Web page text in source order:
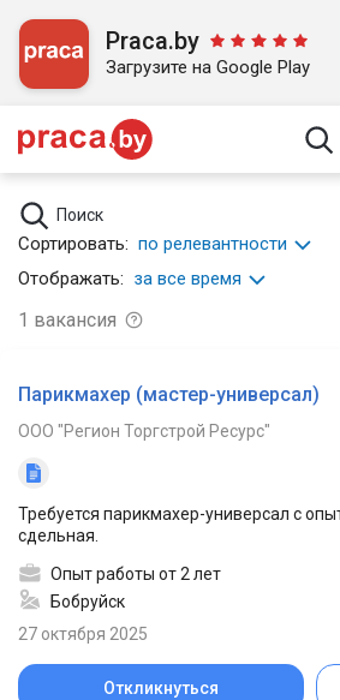
Praca.by
Загрузите на Google Play
Поиск
Сортировать: по релевантности
Отображать: за все время
1 вакансия
Парикмахер (мастер-универсал)
ООО "Регион Торгстрой Ресурс"
Требуется парикмахер-универсал с
сдельная.
Опыт работы от 2 лет
Бобруйск
27 октября 2025
Откликнуться